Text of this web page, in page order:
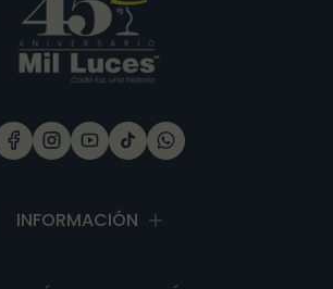
INFORMACIÓN